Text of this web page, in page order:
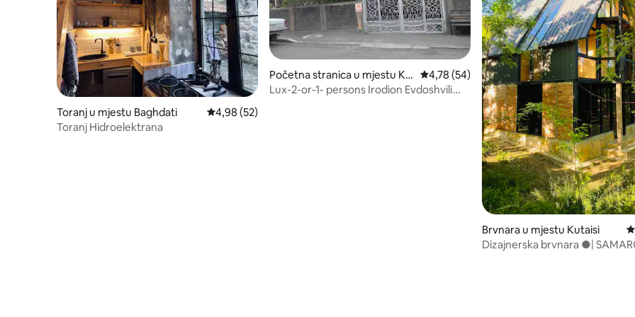
Toranj u mjestu Baghdati prosječna ocjena 4,98 od 5, recenzija: 52
4,98 (52)
Toranj Hidroelektrana
Početna stranica u mjestu Ku
taisi
prosječna ocjena 4,78 od 5, recenzija: 54
4,78 (54)
Lux-2-or-1- persons Irodion Evdoshvili
Brvnara u mjestu Kutaisi
Dizajnerska brvnara ●|